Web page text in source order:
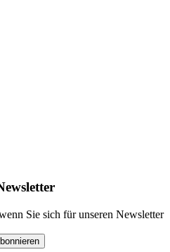
Sie sich für unseren Newsletter